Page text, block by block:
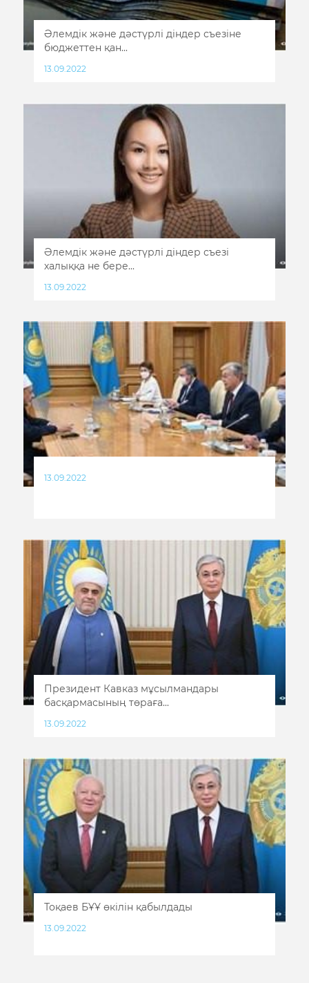
Әлемдік және дәстүрлі діндер съезіне
бюджеттен қан...
13.09.2022
Әлемдік және дәстүрлі діндер съезі
халыққа не бере...
13.09.2022
13.09.2022
Президент Кавказ мұсылмандары
басқармасының төраға...
13.09.2022
Тоқаев БҰҰ өкілін қабылдады
13.09.2022